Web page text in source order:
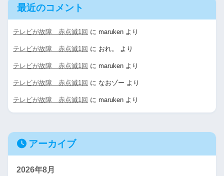
最近のコメント
テレビが故障 赤点滅1回 に maruken より
テレビが故障 赤点滅1回 に おれ。 より
テレビが故障 赤点滅1回 に maruken より
テレビが故障 赤点滅1回 に なおゾー より
テレビが故障 赤点滅1回 に maruken より
アーカイブ
2026年8月